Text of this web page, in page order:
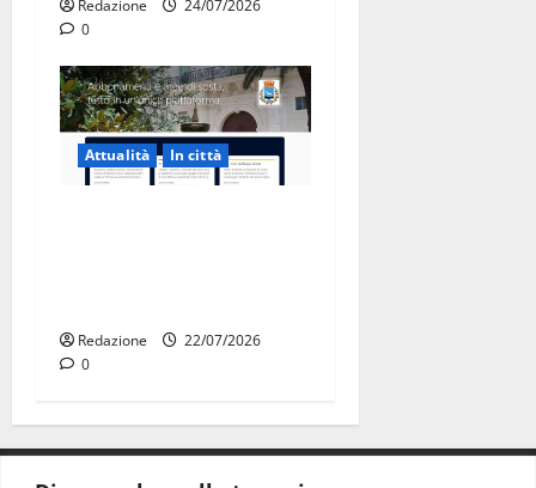
Redazione
24/07/2026
0
Attualità In città
Redazione
22/07/2026
0